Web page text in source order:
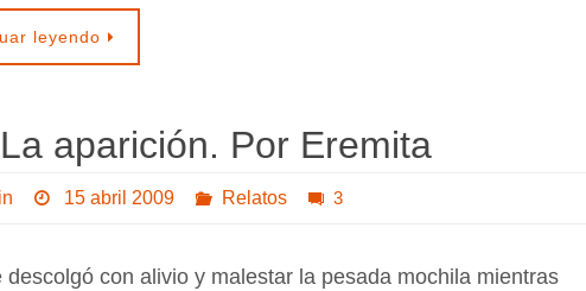
leyendo
aparición. Por Eremita
15 abril 2009 Relatos 3
con alivio y malestar la pesada mochila mientras